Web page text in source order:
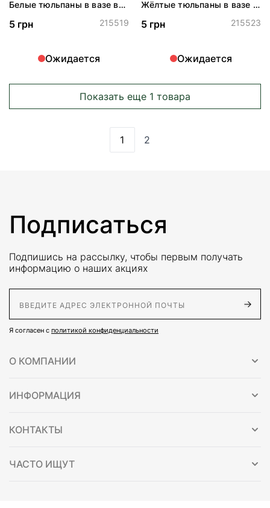
Белые тюльпаны в вазе в
5 грн 215519
Ожидается
Жёлтые тюльпаны в вазе в
5 грн 215523
Ожидается
Показать еще 1 товара
Вы сейчас читаете страницу
1 Страница
2
Подписаться
Подпишись на рассылку, чтобы первым получать
информацию о наших акциях
Я согласен с политикой конфиденциальности
О КОМПАНИИ
ИНФОРМАЦИЯ
КОНТАКТЫ
ЧАСТО ИЩУТ